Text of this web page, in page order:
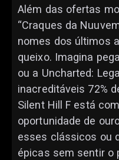
Além das ofertas
“Craques da
nomes dos últimos
queixo. Imagina
ou a Uncharted:
inacreditáveis 72%
Silent Hill F está
oportunidade de
esses clássicos ou
épicas sem sentir o